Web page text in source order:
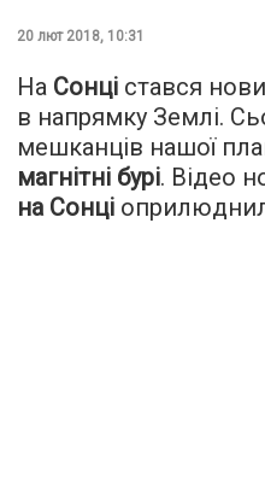
20 лют 2018, 10:31
На Сонці стався
в напрямку Землі.
мешканців нашої
магнітні бурі. Відео
на Сонці